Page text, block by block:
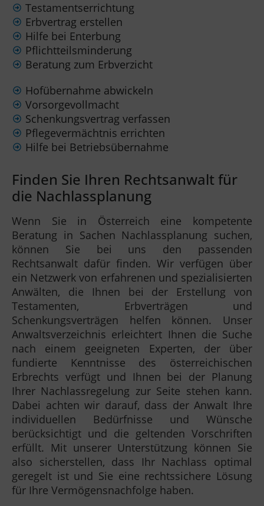
Testamentserrichtung
Erbvertrag erstellen
Hilfe bei Enterbung
Pflichtteilsminderung
Beratung zum Erbverzicht
Hofübernahme abwickeln
Vorsorgevollmacht
Schenkungsvertrag verfassen
Pflegevermächtnis errichten
Hilfe bei Betriebsübernahme
Finden Sie Ihren Rechtsanwalt für
die Nachlassplanung
Wenn Sie in Österreich eine kompetente
Beratung in Sachen Nachlassplanung suchen,
können Sie bei uns den passenden
Rechtsanwalt dafür finden. Wir verfügen über
ein Netzwerk von erfahrenen und spezialisierten
Anwälten, die Ihnen bei der Erstellung von
Testamenten, Erbverträgen und
Schenkungsverträgen helfen können. Unser
Anwaltsverzeichnis erleichtert Ihnen die Suche
nach einem geeigneten Experten, der über
fundierte Kenntnisse des österreichischen
Erbrechts verfügt und Ihnen bei der Planung
Ihrer Nachlassregelung zur Seite stehen kann.
Dabei achten wir darauf, dass der Anwalt Ihre
individuellen Bedürfnisse und Wünsche
berücksichtigt und die geltenden Vorschriften
erfüllt. Mit unserer Unterstützung können Sie
also sicherstellen, dass Ihr Nachlass optimal
geregelt ist und Sie eine rechtssichere Lösung
für Ihre Vermögensnachfolge haben.